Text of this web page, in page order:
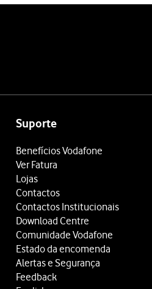
Suporte
Benefícios Vodafone
Ver Fatura
Lojas
Contactos
Contactos Institucionais
Download Centre
Comunidade Vodafone
Estado da encomenda
Alertas e Segurança
Feedback